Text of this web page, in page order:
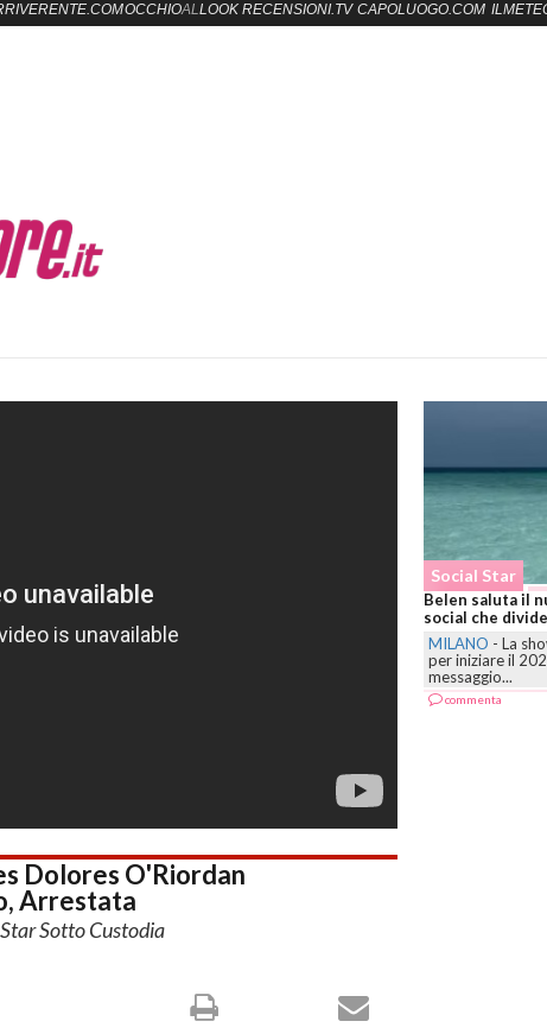
Dolores O'Riordan
Arrestata
Sotto Custodia
Social Star
Belen saluta il nuovo
social che divide fan
La showgirl
per iniziare il 2025 e
messaggio...
commenta
OCCHIOALLOOK RECENSIONI.TV CAPOLUOGO.COM